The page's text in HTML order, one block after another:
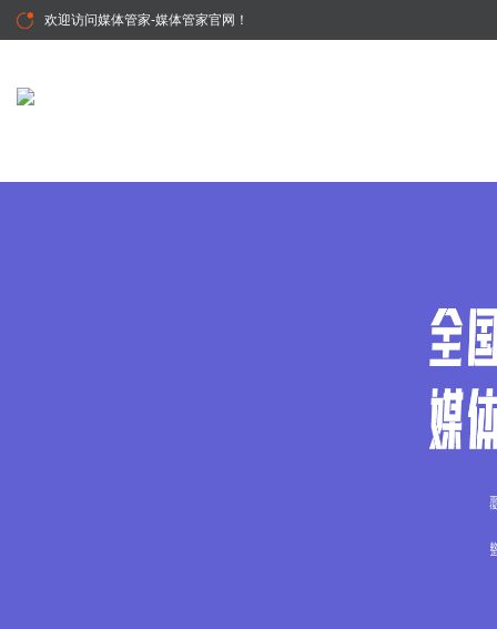
欢迎访问媒体管家-媒体管家官网 ！